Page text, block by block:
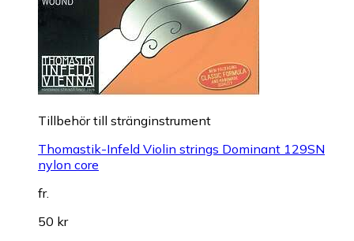
Till­be­hör till stränginstrument
Thomastik-Infeld Violin strings Dominant 129SN
nylon core
fr.
50 kr